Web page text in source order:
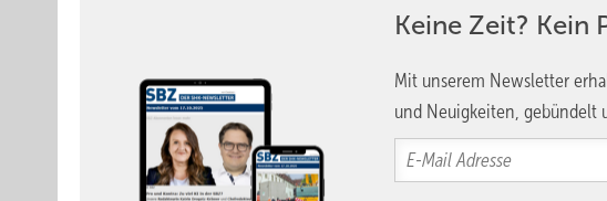
Keine Zeit? Kein
Mit unserem Newsletter
und Neuigkeiten, gebündelt